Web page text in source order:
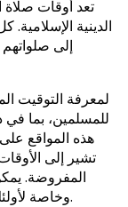
تعد أوقات صلاة
الدينية الإسلامية.
إلى
لمعرفة التوقيت
للمسلمين، بما
هذه المواقع
تشير إلى
المفروضة.
وخاصة لأولئك الذين يسافرون أو يعيشون في بلد آخر.